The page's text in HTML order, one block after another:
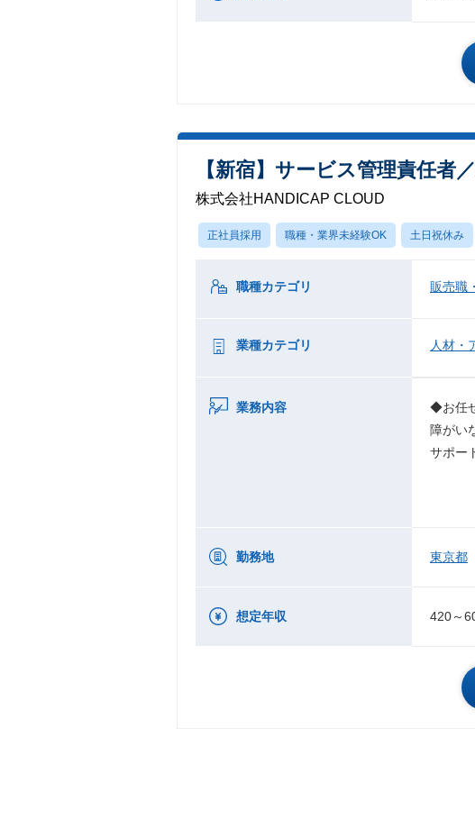
【新宿】サービス管理責任者
株式会社HANDICAP CLOUD
正社員採用 職種・業界未経験OK 土日祝休み
職種カテゴリ 販売職
業種カテゴリ 人材・
業務内容
◆お任
障がい
サポー
勤務地 東京都
想定年収 420～